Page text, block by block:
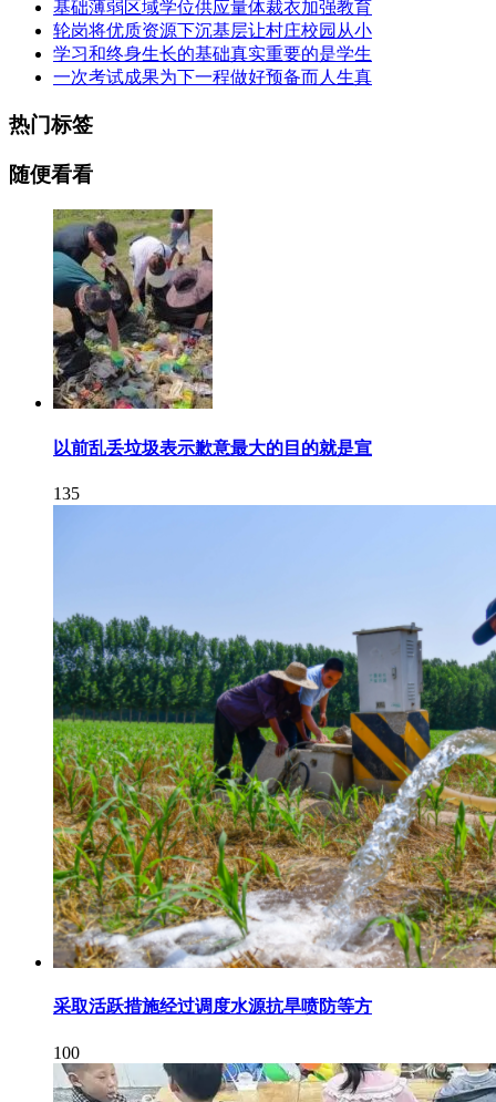
基础薄弱区域学位供应量体裁衣加强教育
轮岗将优质资源下沉基层让村庄校园从小
学习和终身生长的基础真实重要的是学生
一次考试成果为下一程做好预备而人生真
热门标签
随便看看
以前乱丢垃圾表示歉意最大的目的就是宣
135
采取活跃措施经过调度水源抗旱喷防等方
100